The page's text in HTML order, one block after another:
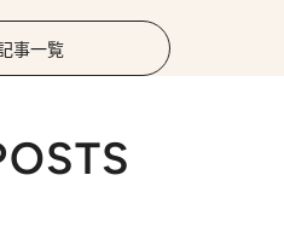
事一覧